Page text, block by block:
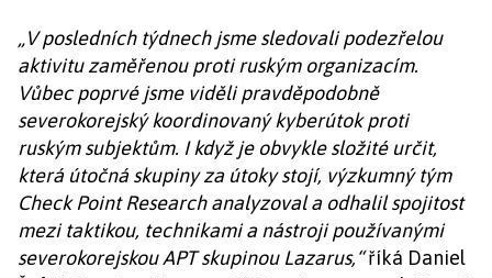
„V posledních týdnech jsme sledovali podezřelou
aktivitu zaměřenou proti ruským organizacím.
Vůbec poprvé jsme viděli pravděpodobně
severokorejský koordinovaný kyberútok proti
ruským subjektům. I když je obvykle složité určit,
která útočná skupiny za útoky stojí, výzkumný tým
Check Point Research analyzoval a odhalil spojitost
mezi taktikou, technikami a nástroji používanými
severokorejskou APT skupinou Lazarus,“říká Daniel